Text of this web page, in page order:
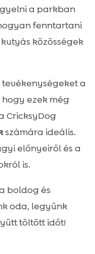
a parkban
fenntartani
közösségek
a
ezek még
CricksyDog
számára ideális.
előnyeiről és a
is.
boldog és
oda, legyünk
töltött időt!